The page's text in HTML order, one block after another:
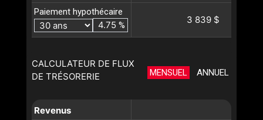
Paiement hypothécaire
%
3 839 $
CALCULATEUR DE FLUX
DE TRÉSORERIE
MENSUEL ANNUEL
Revenus